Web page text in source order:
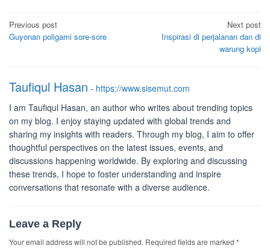
Post
navigation
Previous post
Guyonan poligami sore-sore
Next post
Inspirasi di perjalanan dan di
warung kopi
Taufiqul Hasan - https://www.sisemut.com
I am Taufiqul Hasan, an author who writes about trending topics
on my blog. I enjoy staying updated with global trends and
sharing my insights with readers. Through my blog, I aim to offer
thoughtful perspectives on the latest issues, events, and
discussions happening worldwide. By exploring and discussing
these trends, I hope to foster understanding and inspire
conversations that resonate with a diverse audience.
Leave a Reply
Your email address will not be published. Required fields are marked *